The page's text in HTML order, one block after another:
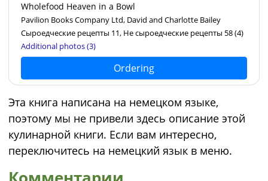
Wholefood Heaven in a Bowl
Pavilion Books Company Ltd, David and Charlotte Bailey
Сыроедческие рецепты 11, Не сыроедческие рецепты 58(4)
Additional photos (3)
Ordering
Эта книга написана на немецком языке,
поэтому мы не привели здесь описание этой
кулинарной книги. Если вам интересно,
переключитесь на немецкий язык в меню.